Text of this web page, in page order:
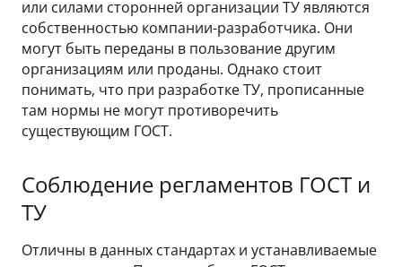
или силами сторонней организации ТУ являются
собственностью компании-разработчика. Они
могут быть переданы в пользование другим
организациям или проданы. Однако стоит
понимать, что при разработке ТУ, прописанные
там нормы не могут противоречить
существующим ГОСТ.
Соблюдение регламентов ГОСТ и
ТУ
Отличны в данных стандартах и устанавливаемые